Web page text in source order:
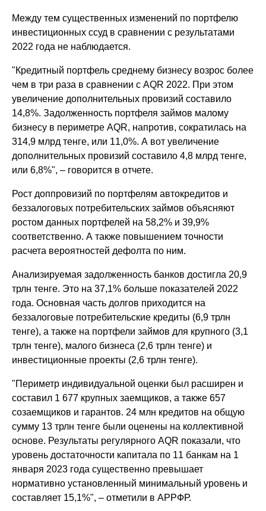
Между тем существенных изменений по портфелю
инвестиционных ссуд в сравнении с результатами
2022 года не наблюдается.
"Кредитный портфель среднему бизнесу возрос более
чем в три раза в сравнении с AQR 2022. При этом
увеличение дополнительных провизий составило
14,8%. Задолженность портфеля займов малому
бизнесу в периметре AQR, напротив, сократилась на
314,9 млрд тенге, или 11,0%. А вот увеличение
дополнительных провизий составило 4,8 млрд тенге,
или 6,8%", – говорится в отчете.
Рост доппровизий по портфелям автокредитов и
беззалоговых потребительских займов объясняют
ростом данных портфелей на 58,2% и 39,9%
соответственно. А также повышением точности
расчета вероятностей дефолта по ним.
Анализируемая задолженность банков достигла 20,9
трлн тенге. Это на 37,1% больше показателей 2022
года. Основная часть долгов приходится на
беззалоговые потребительские кредиты (6,9 трлн
тенге), а также на портфели займов для крупного (3,1
трлн тенге), малого бизнеса (2,6 трлн тенге) и
инвестиционные проекты (2,6 трлн тенге).
"Периметр индивидуальной оценки был расширен и
составил 1 677 крупных заемщиков, а также 657
созаемщиков и гарантов. 24 млн кредитов на общую
сумму 13 трлн тенге были оценены на коллективной
основе. Результаты регулярного AQR показали, что
уровень достаточности капитала по 11 банкам на 1
января 2023 года существенно превышает
нормативно установленный минимальный уровень и
составляет 15,1%", – отметили в АРРФР.